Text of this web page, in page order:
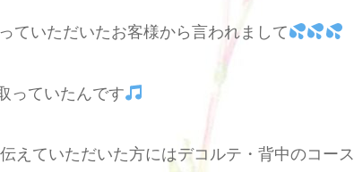
ていただいたお客様から言われまして
っていたんです
ていただいた方にはデコルテ・背中のコース